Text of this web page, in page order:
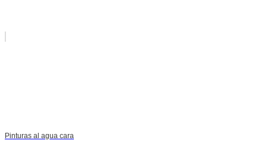
Pinturas al agua cara